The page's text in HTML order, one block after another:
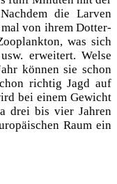
die Lar­ven
mal von ihrem Dot­ter­
was sich
erwei­tert. Wel­se
kön­nen sie schon
rich­tig Jagd auf
bei einem Gewicht
drei bis vier Jah­ren
Raum ein